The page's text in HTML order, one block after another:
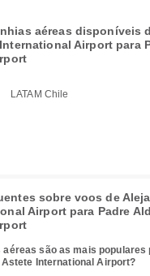
aéreas disponíveis
Airport para
LATAM Chile
sobre voos de
Airport para Padre
aéreas são as mais populares
International Airport?